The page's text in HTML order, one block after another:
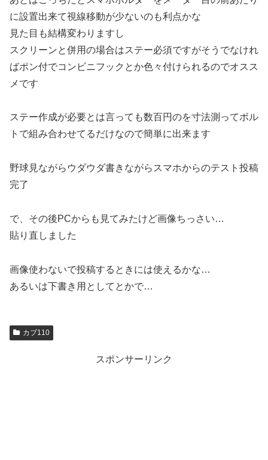
に設置出来て視線移動が少ないのも利点かな
見た目も結構変わりますし
スクリーンと併用の場合はステー必須ですがそうでなけれ
ばポン付でコンビニフックとか色々付けられるのでオスス
メです
ステー作成が必要とは言っても数百円のを寸法測ってボル
トで組み合わせてるだけなので簡単に出来ます
野球見ながらウダウダ書きながらスマホからのテスト投稿
完了
で、その後PCからも見てみたけど画像ちっさい…
貼り直しました
画像使わないで投稿するときには使えるかな…
あるいは下書き用としてとかで…
カブ110
スポンサーリンク